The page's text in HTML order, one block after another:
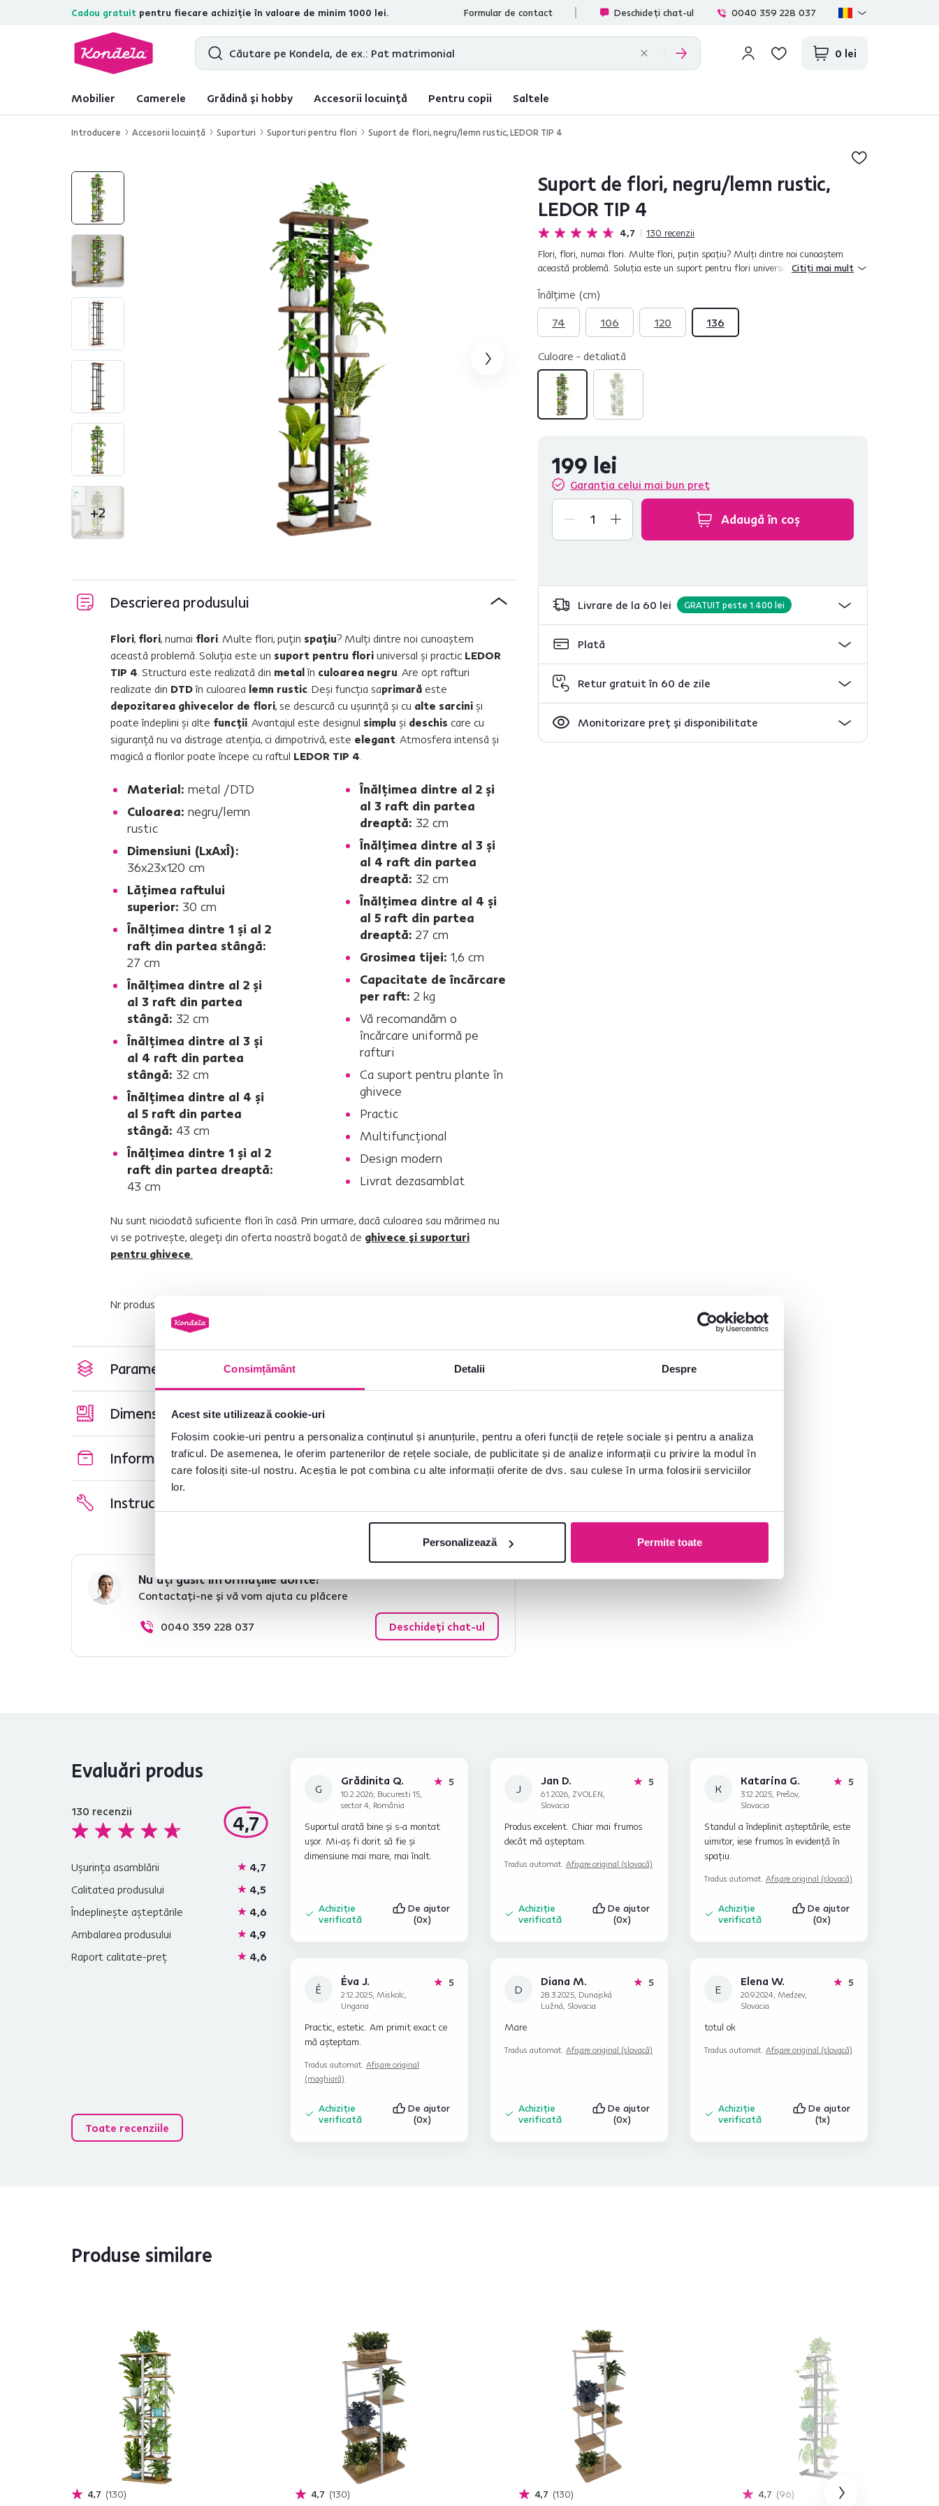
Consimțământ Detalii Despre
Acest site utilizează cookie-uri
Folosim cookie-uri pentru a personaliza conținutul și anunțurile, pentru a oferi funcții de rețele sociale și pentru a analiza
traficul. De asemenea, le oferim partenerilor de rețele sociale, de publicitate și de analize informații cu privire la modul în
care folosiți site-ul nostru. Aceștia le pot combina cu alte informații oferite de dvs. sau culese în urma folosirii serviciilor
lor.
Personalizează Permite toate
Cadou gratuit pentru fiecare achiziție în valoare de minim 1000 lei.
4,7 31.211recenzii de produs verificate Formular de contact Deschideți chat-ul 0040 359 228 037
0 lei
Mobilier Camerele Grădină și hobby Accesorii locuință Pentru copii Saltele
Introducere Accesorii locuinţă Suporturi Suporturi pentru flori Suport de flori, negru/lemn rustic, LEDOR TIP 4
+2
Suport de flori, negru/lemn rustic,
LEDOR TIP 4
4,7 130 recenzii
Flori, flori, numai flori. Multe flori, puţin spaţiu? Mulţi dintre noi cunoaştem
această problemă. Soluţia este un suport pentru flori universal şi practic LEDOR
Citiți mai mult
Înălţime (cm)
74
106 120 136
Culoare - detaliată
199 lei
Garanția celui mai bun preț
Adaugă în coș
Livrare de la 60 lei GRATUIT peste 1.400 lei
Plată
Retur gratuit în 60 de zile
Monitorizare preț și disponibilitate
Descrierea produsului
Flori, flori, numai flori. Multe flori, puţin spaţiu? Mulţi dintre noi cunoaştem
această problemă. Soluţia este un suport pentru flori universal şi practic LEDOR
TIP 4. Structura este realizată din metalîn culoarea negru. Are opt rafturi
realizate din DTDîn culoarea lemn rustic. Deşi funcţia saprimară este
depozitarea ghivecelor de flori, se descurcă cu uşurinţă şi cu alte sarcini şi
poate îndeplini şi alte funcţii. Avantajul este designul simplu şi deschis care cu
siguranţă nu va distrage atenţia, ci dimpotrivă, este elegant. Atmosfera intensă şi
magică a florilor poate începe cu raftul LEDOR TIP 4.
Material: metal /DTD
Culoarea: negru/lemn
rustic
Dimensiuni (LxAxÎ):
36x23x120 cm
Lăţimea raftului
superior: 30 cm
Înălţimea dintre 1 şi al 2
raft din partea stângă:
27 cm
Înălţimea dintre al 2 şi
al 3 raft din partea
stângă: 32 cm
Înălţimea dintre al 3 şi
al 4 raft din partea
stângă: 32 cm
Înălţimea dintre al 4 şi
al 5 raft din partea
stângă: 43 cm
Înălţimea dintre 1 şi al 2
raft din partea dreaptă:
43 cm
Înălţimea dintre al 2 şi
al 3 raft din partea
dreaptă: 32 cm
Înălţimea dintre al 3 şi
al 4 raft din partea
dreaptă: 32 cm
Înălţimea dintre al 4 şi
al 5 raft din partea
dreaptă: 27 cm
Grosimea tijei: 1,6 cm
Capacitate de încărcare
per raft: 2 kg
Vă recomandăm o
încărcare uniformă pe
rafturi
Ca suport pentru plante în
ghivece
Practic
Multifuncţional
Design modern
Livrat dezasamblat
Nu sunt niciodată suficiente flori în casă. Prin urmare, dacă culoarea sau mărimea nu
vi se potriveşte, alegeţi din oferta noastră bogată de ghivece şi suporturi
pentru ghivece.
Nr. produs : 0000394806
Parametri de bază
Dimensiuni și specificații
Informații despre ambalare
Instrucțiuni de asamblare
Nu ați găsit informațiile dorite?
Contactați-ne și vă vom ajuta cu plăcere
0040 359 228 037 Deschideți chat-ul
Evaluări produs
4,7
130 recenzii
Ușurința asamblării
4,7
Calitatea produsului
4,5
Îndeplinește așteptările
4,6
Ambalarea produsului
4,9
Raport calitate-preț
4,6
Toate recenziile
G
Grădinita Q.
10.2.2026, Bucuresti 15,
sector 4, România
5stele
Suportul arată bine și s-a montat
ușor. Mi-aș fi dorit să fie și
dimensiune mai mare, mai înalt.
Achiziție
verificată
De ajutor
(0x)
J
Jan D.
6.1.2026, ZVOLEN,
Slovacia
5stele
Produs excelent. Chiar mai frumos
decât mă așteptam.
Tradus automat. Afișare original (slovacă)
Achiziție
verificată
De ajutor
(0x)
K
Katarína G.
3.12.2025, Prešov,
Slovacia
5stele
Standul a îndeplinit așteptările, este
uimitor, iese frumos în evidență în
spațiu.
Tradus automat. Afișare original (slovacă)
Achiziție
verificată
De ajutor
(0x)
É
Éva J.
2.12.2025, Miskolc,
Ungaria
5stele
Practic, estetic. Am primit exact ce
mă așteptam.
Tradus automat. Afișare original
(maghiară)
Achiziție
verificată
De ajutor
(0x)
D
Diana M.
28.3.2025, Dunajská
Lužná, Slovacia
5stele
Mare
Tradus automat. Afișare original (slovacă)
Achiziție
verificată
De ajutor
(0x)
E
Elena W.
20.9.2024, Medzev,
Slovacia
5stele
totul ok
Tradus automat. Afișare original (slovacă)
Achiziție
verificată
De ajutor
(1x)
Produse similare
4,7 130 4,7 130 4,7 130 4,7 96